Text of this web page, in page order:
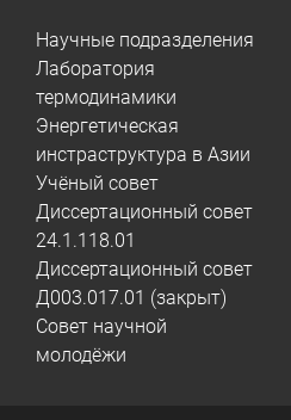
Научные подразделения
Лаборатория
термодинамики
Энергетическая
инстраструктура в Азии
Учёный совет
Диссертационный совет
24.1.118.01
Диссертационный совет
Д003.017.01 (закрыт)
Совет научной
молодёжи